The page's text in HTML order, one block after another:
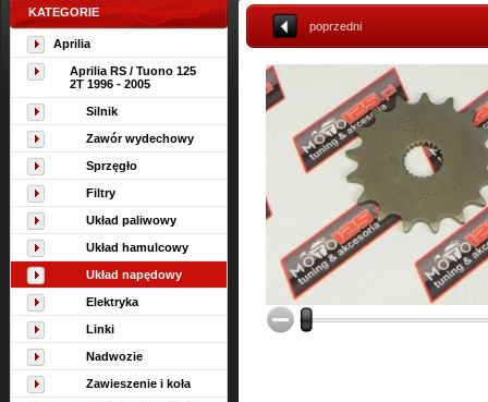
KATEGORIE
Aprilia
Aprilia RS / Tuono 125
2T 1996 - 2005
Silnik
Zawór wydechowy
Sprzęgło
Filtry
Układ paliwowy
Układ hamulcowy
Układ napędowy
Elektryka
Linki
Nadwozie
Zawieszenie i koła
poprzedni